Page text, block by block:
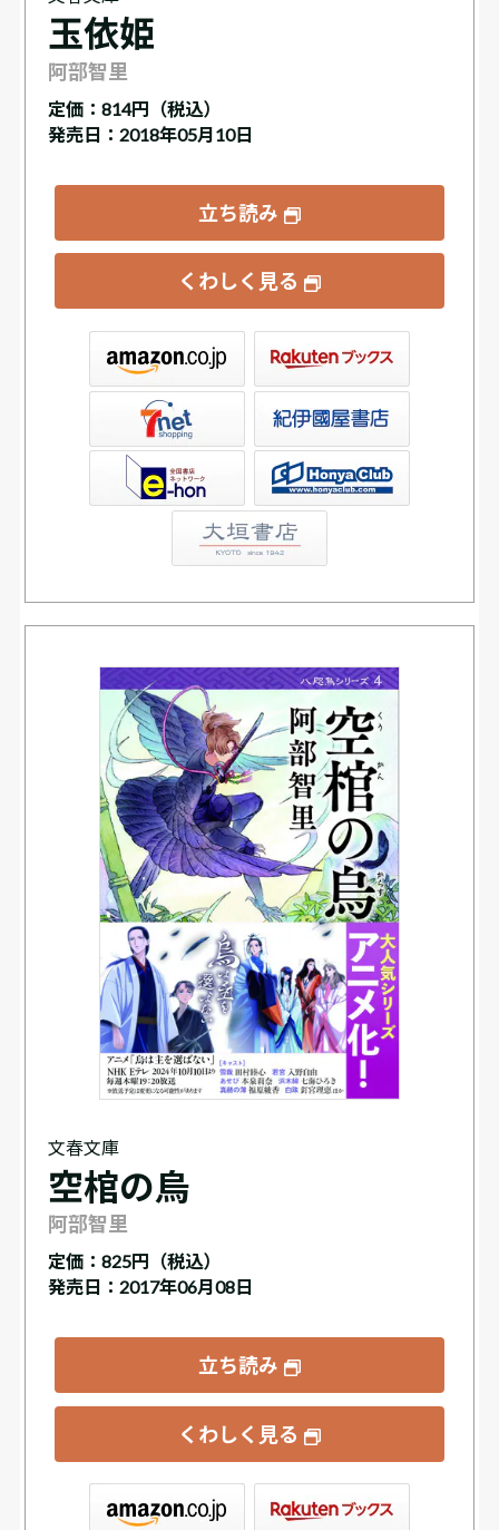
玉依姫
阿部智里
定価： 814円（税込）
発売日：2018年05月10日
立ち読み
くわしく見る
書店ウェブストア
文春文庫
空棺の烏
阿部智里
定価： 825円（税込）
発売日：2017年06月08日
立ち読み
くわしく見る